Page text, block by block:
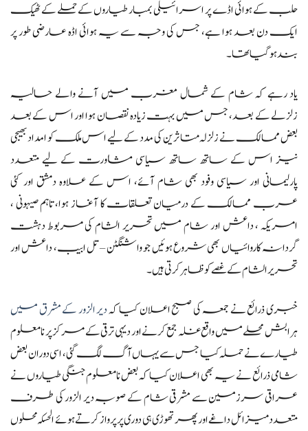
حلب کے ہوائی اڈے پر اسرائیلی بمبار طیاروں کے حملے کے ٹھیک
ایک دن بعد ہوا ہے، جس کی وجہ سے یہ ہوائی اڈہ عارضی طور پر
بند ہو گیا تھا۔
یاد رہے کہ شام کے شمال مغرب میں آنے والے حالیہ
زلزلے کے بعد، جس میں بہت زیادہ نقصان ہوا اور اس کے بعد
بعض ممالک نے زلزلہ متاثرین کی مدد کے لیے اس ملک کو امداد بھیجی
نیز اس کے ساتھ ساتھ سیاسی مشاورت کے لیے متعدد
پارلیمانی اور سیاسی وفود بھی شام آئے، اس کے علاوہ دمشق اور کئی
عرب ممالک کے درمیان تعلقات کا آغاز ہوا،تاہم صیہونی ،
امریکہ ، داعش اور شام میں تحریر الشام کی مربوط دہشت
گردانہ کاروائیاں بھی شروع ہوئیں جو واشنگٹن – تل ابیب، داعش اور
تحریر الشام کے غصے کو ظاہر کرتی ہیں۔
خبری ذرائع نے جمعہ کی صبح اعلان کیا کہدیر الزور کے مشرق میں
ہرابش محلے میں واقع غلہ جمع کرنے اور دیہی ترقی کے مرکز پر نامعلوم
طیارے نے حملہ کیا جس سے یہاں آگ لگ گئی، اسی دوران بعض
شامی ذرائع نے یہ بھی اعلان کیا کہ بعض نامعلوم جنگی طیاروں نے
عراقی سرزمین سے مشرقی شام کے صوبہ دیر الزور کی طرف
متعدد میزائل داغے اور پھر تھوڑی ہی دوری پر پرواز کرتے ہوئے الحسکہ محلوں